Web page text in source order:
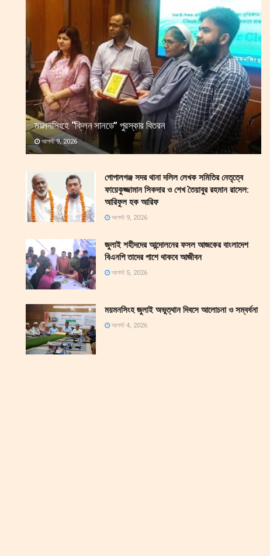
ময়মনসিংহে “ক্লিন সানডে” পুরস্কার বিতরন
আগস্ট 9, 2026
গোপালগঞ্জ সদর থানা দলিল লেখক সমিতির নেতৃত্বে
ফায়েকুজ্জামান সিকদার ও শেখ তৈয়াবুর রহমান রাসেল:
আরিফুল হক আরিফ
আগস্ট 9, 2026
জুলাই শহীদদের আন্দোলনের ফসল আজকের বাংলাদেশ
বিএনপি তাদের পাশে থাকবে আজীবন
আগস্ট 5, 2026
ময়মনসিংহ জুলাই অভুত্থান দিবসে আলোচনা ও সম্বর্ধনা
আগস্ট 4, 2026